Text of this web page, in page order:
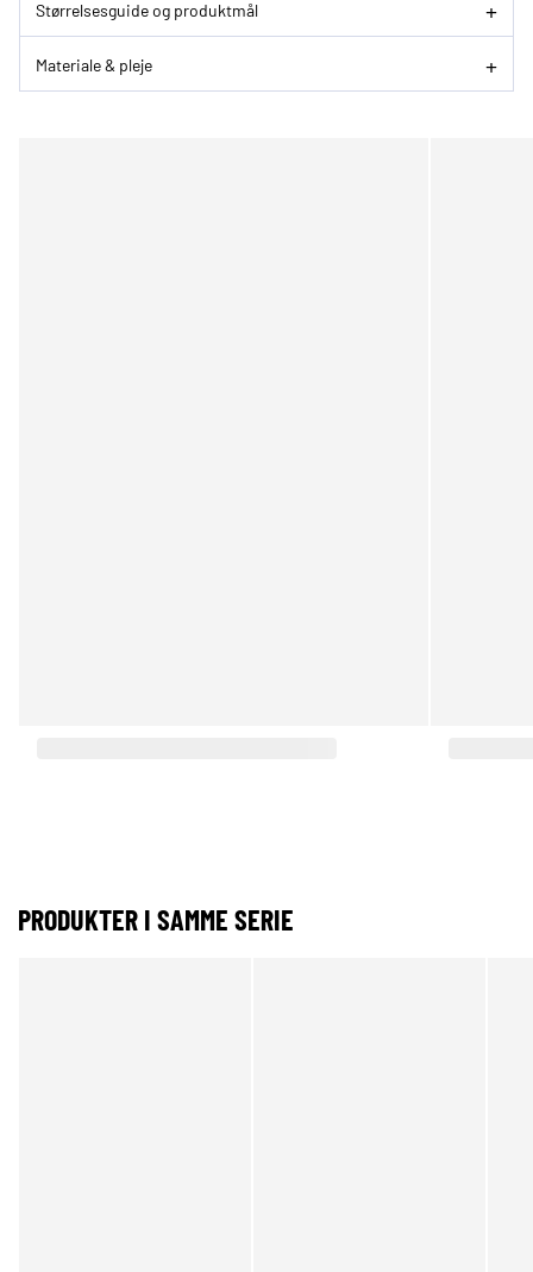
Størrelsesguide og produktmål
Materiale & pleje
PRODUKTER I SAMME SERIE